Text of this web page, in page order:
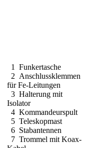
1 Funkertasche
2 Anschlussklemmen
für Fe-Leitungen
3 Halterung mit
Isolator
4 Kommandeurspult
5 Teleskopmast
6 Stabantennen
7 Trommel mit Koax-